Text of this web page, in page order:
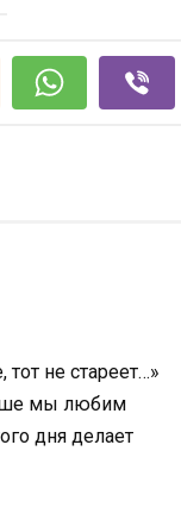
тот не стареет…»
мы любим
дня делает